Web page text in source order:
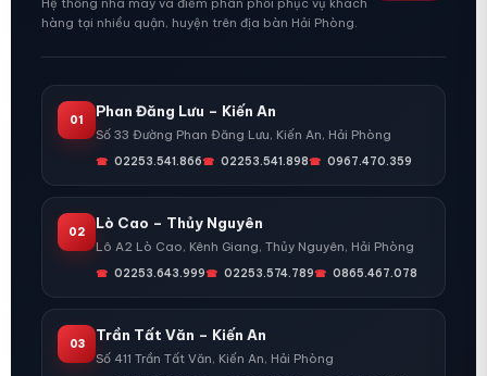
Hệ thống nhà máy và điểm phân phối phục vụ khách
hàng tại nhiều quận, huyện trên địa bàn Hải Phòng.
01
Phan Đăng Lưu – Kiến An
Số 33 Đường Phan Đăng Lưu, Kiến An, Hải Phòng
02253.541.866 02253.541.898 0967.470.359
02
Lò Cao – Thủy Nguyên
Lô A2 Lò Cao, Kênh Giang, Thủy Nguyên, Hải Phòng
02253.643.999 02253.574.789 0865.467.078
03
Trần Tất Văn – Kiến An
Số 411 Trần Tất Văn, Kiến An, Hải Phòng